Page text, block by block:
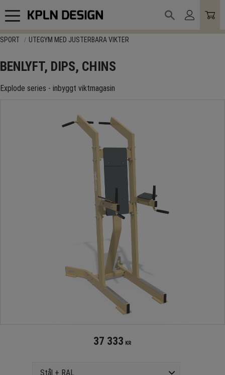
Meny
SPORT UTEGYM MED JUSTERBARA VIKTER
BENLYFT, DIPS, CHINS
Explode series - inbyggt viktmagasin
37 333 KR